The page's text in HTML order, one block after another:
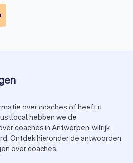
over coaches of heeft u
hebben we de
coaches in Antwerpen-wilrijk
Ontdek hieronder de antwoorden
over coaches.